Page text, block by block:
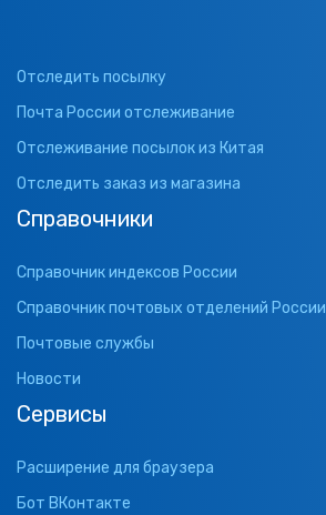
Отследить посылку
Почта России отслеживание
Отслеживание посылок из Китая
Отследить заказ из магазина
Справочники
Справочник индексов России
Справочник почтовых отделений России
Почтовые службы
Новости
Сервисы
Расширение для браузера
Бот ВКонтакте